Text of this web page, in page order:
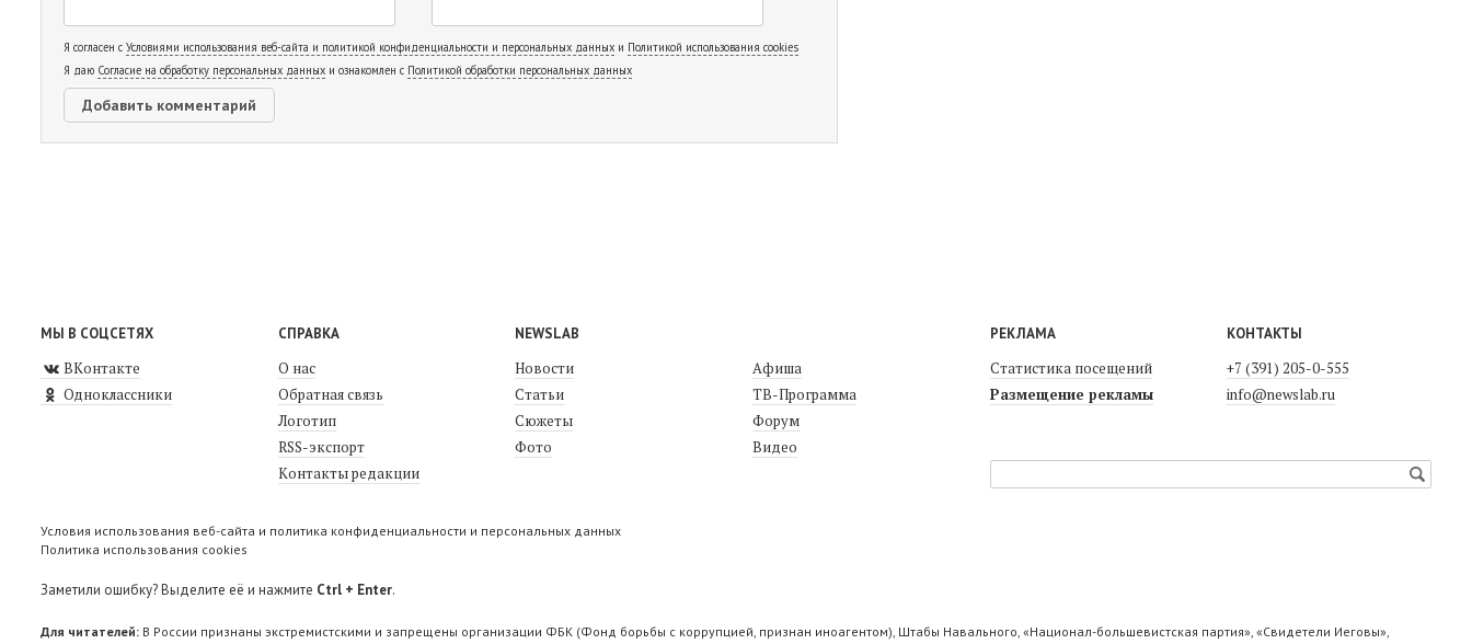
Я согласен с Условиями использования веб-сайта и политикой конфиденциальности и персональных данных и Политикой использования cookies
Я даю Согласие на обработку персональных данных и ознакомлен с Политикой обработки персональных данных
МЫ В СОЦСЕТЯХ
ВКонтакте
Одноклассники
СПРАВКА
О нас
Обратная связь
Логотип
RSS-экспорт
Контакты редакции
NEWSLAB
Новости
Статьи
Сюжеты
Фото
Афиша
ТВ-Программа
Форум
Видео
РЕКЛАМА
Статистика посещений
Размещение рекламы
КОНТАКТЫ
+7 (391) 205-0-555
info@newslab.ru
Условия использования веб-сайта и политика конфиденциальности и персональных данных
Политика использования cookies
Заметили ошибку? Выделите её и нажмите Ctrl + Enter.
Для читателей: В России признаны экстремистскими и запрещены организации ФБК (Фонд борьбы с коррупцией, признан иноагентом), Штабы Навального, «Национал-большевистская партия», «Свидетели Иеговы»,